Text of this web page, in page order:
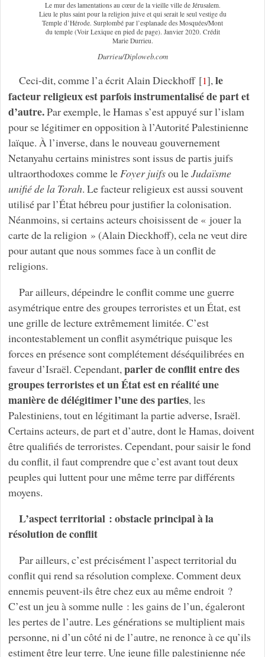
Le mur des lamentations au cœur de la vieille ville de Jérusalem.
Lieu le plus saint pour la religion juive et qui serait le seul vestige du
Temple d’Hérode. Surplombé par l’esplanade des Mosquées/Mont
du temple (Voir Lexique en pied de page). Janvier 2020. Crédit
Marie Durrieu.
Durrieu/Diploweb.com
Ceci-dit, comme l’a écrit Alain Dieckhoff[1],le
facteur religieux est parfois instrumentalisé de part et
d’autre.Par exemple, le Hamas s’est appuyé sur l’islam
pour se légitimer en opposition à l’Autorité Palestinienne
laïque. À l’inverse, dans le nouveau gouvernement
Netanyahu certains ministres sont issus de partis juifs
ultraorthodoxes comme leFoyer juifsou leJudaïsme
unifié de la Torah. Le facteur religieux est aussi souvent
utilisé par l’État hébreu pour justifier la colonisation.
Néanmoins, si certains acteurs choisissent de « jouer la
carte de la religion » (Alain Dieckhoff), cela ne veut dire
pour autant que nous sommes face à un conflit de
religions.
Par ailleurs, dépeindre le conflit comme une guerre
asymétrique entre des groupes terroristes et un État, est
une grille de lecture extrêmement limitée. C’est
incontestablement un conflit asymétrique puisque les
forces en présence sont complétement déséquilibrées en
faveur d’Israël. Cependant,parler de conflit entre des
groupes terroristes et un État est en réalité une
manière de délégitimer l’une des parties, les
Palestiniens, tout en légitimant la partie adverse, Israël.
Certains acteurs, de part et d’autre, dont le Hamas, doivent
être qualifiés de terroristes. Cependant, pour saisir le fond
du conflit, il faut comprendre que c’est avant tout deux
peuples qui luttent pour une même terre par différents
moyens.
L’aspect territorial : obstacle principal à la
résolution de conflit
Par ailleurs, c’est précisément l’aspect territorial du
conflit qui rend sa résolution complexe. Comment deux
ennemis peuvent-ils être chez eux au même endroit ?
C’est un jeu à somme nulle : les gains de l’un, égaleront
les pertes de l’autre. Les générations se multiplient mais
personne, ni d’un côté ni de l’autre, ne renonce à ce qu’ils
estiment être leur terre. Une jeune fille palestinienne née